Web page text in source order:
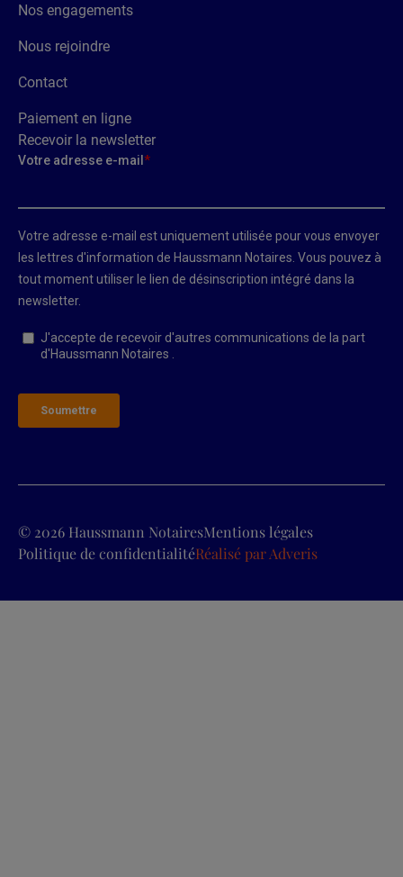
Nos engagements
Nous rejoindre
Contact
Paiement en ligne
Recevoir la newsletter
© 2026 Haussmann NotairesMentions légales
Politique de confidentialitéRéalisé parAdveris